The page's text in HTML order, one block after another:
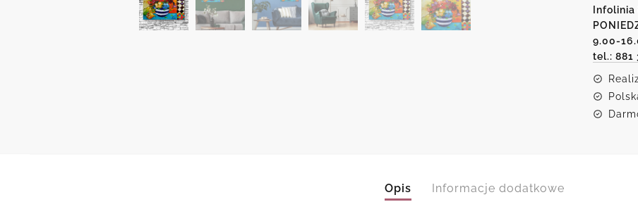
Anny
Wach
-
martwa
natura
9.00-
tel.: 881
Opis Informacje dodatkowe